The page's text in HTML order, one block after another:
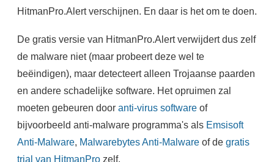
HitmanPro.Alert verschijnen. En daar is het om te doen.
De gratis versie van HitmanPro.Alert verwijdert dus zelf
de malware niet (maar probeert deze wel te
beëindigen), maar detecteert alleen Trojaanse paarden
en andere schadelijke software. Het opruimen zal
moeten gebeuren door anti-virus softwareof
bijvoorbeeld anti-malware programma's als Emsisoft
Anti-Malware, Malwarebytes Anti-Malwareof de gratis
trial van HitmanProzelf.